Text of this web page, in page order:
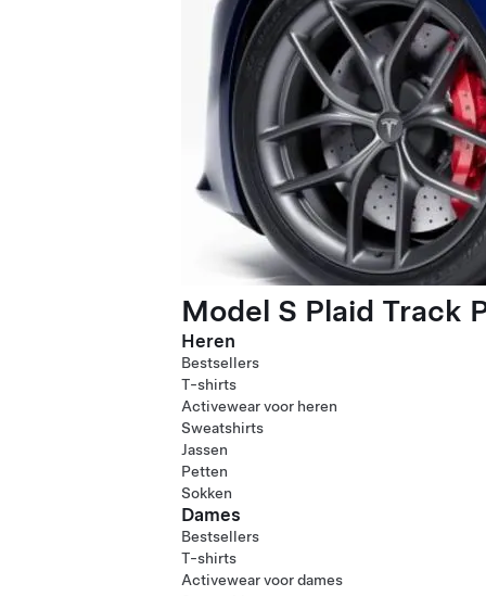
Model S Plaid Track
Heren
Bestsellers
T-shirts
Activewear voor heren
Sweatshirts
Jassen
Petten
Sokken
Dames
Bestsellers
T-shirts
Activewear voor dames